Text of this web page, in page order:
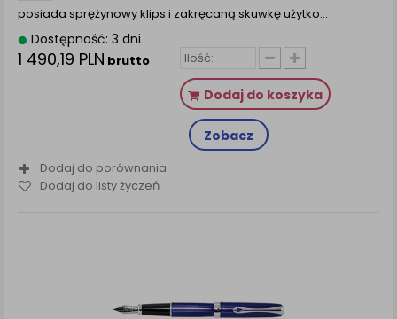
posiada sprężynowy klips i zakręcaną skuwkę użytko...
Dostępność: 3 dni
1 490,19 PLN brutto
Dodaj do koszyka
Zobacz
Dodaj do porównania
Dodaj do listy życzeń